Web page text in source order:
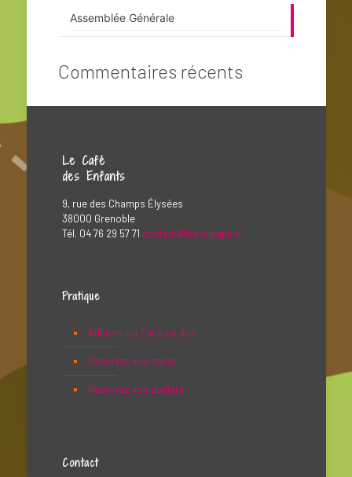
Assemblée Générale
Commentaires récents
Le Café
des Enfants
9, rue des Champs Élysées
38000 Grenoble
Tél. 04 76 29 57 71 contact@lasoupape.fr
Pratique
Adhérer ou Faire un don
Réservez vos repas
Réservez vos ateliers
Contact